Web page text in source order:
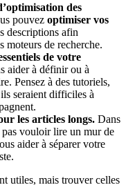
des
pouvez optimiser vos
descriptions afin
moteurs de recherche.
de votre
aider à définir ou à
Pensez à des tutoriels,
seraient difficiles à
les articles longs. Dans
pas vouloir lire un mur de
aider à séparer votre
utiles, mais trouver celles